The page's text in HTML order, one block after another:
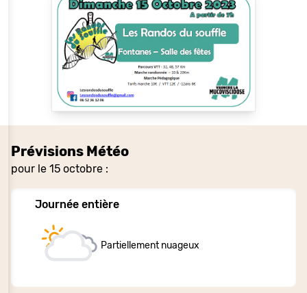
Prévisions Météo
pour le 15 octobre :
Journée entière
Partiellement nuageux